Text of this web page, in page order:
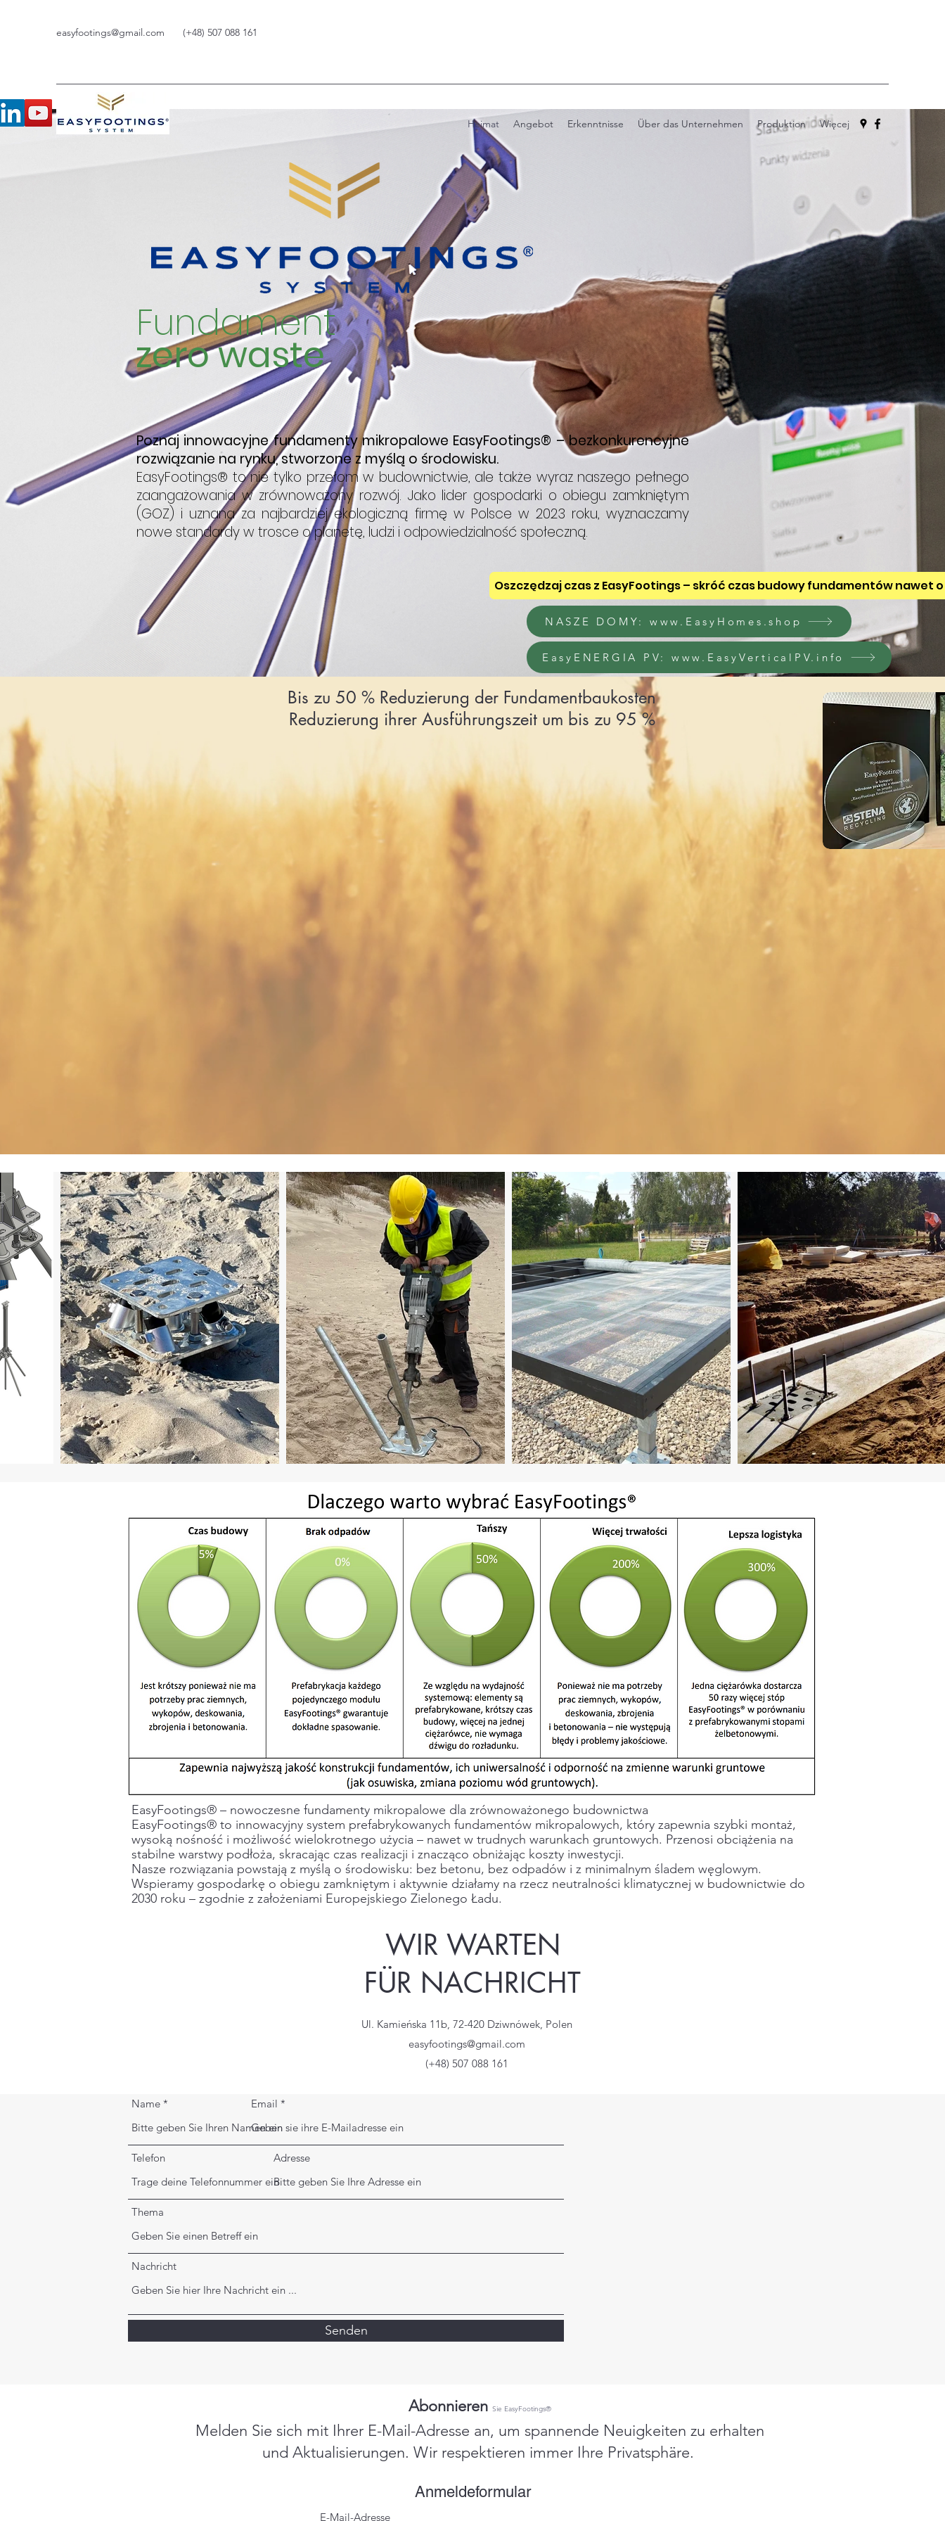
easyfootings@gmail.com (+48) 507 088 161
Heimat Angebot Erkenntnisse Über das Unternehmen Produktion Więcej
Fundament
zero waste
Poznaj innowacyjne fundamenty mikropalowe EasyFootings® – bezkonkurencyjne
rozwiązanie na rynku, stworzone z myślą o środowisku.
EasyFootings® to nie tylko przełom w budownictwie, ale także wyraz naszego pełnego
zaangażowania w zrównoważony rozwój. Jako lider gospodarki o obiegu zamkniętym
(GOZ) i uznana za najbardziej ekologiczną firmę w Polsce w 2023 roku, wyznaczamy
nowe standardy w trosce o planetę, ludzi i odpowiedzialność społeczną.
Oszczędzaj czas z EasyFootings – skróć czas budowy fundamentów nawet o
NASZE DOMY: www.EasyHomes.shop
EasyENERGIA PV: www.EasyVerticalPV.info
Bis zu 50 % Reduzierung der Fundamentbaukosten
Reduzierung ihrer Ausführungszeit um bis zu 95 %
EasyFootings® – nowoczesne fundamenty mikropalowe dla zrównoważonego budownictwa
EasyFootings® to innowacyjny system prefabrykowanych fundamentów mikropalowych, który zapewnia szybki montaż,
wysoką nośność i możliwość wielokrotnego użycia – nawet w trudnych warunkach gruntowych. Przenosi obciążenia na
stabilne warstwy podłoża, skracając czas realizacji i znacząco obniżając koszty inwestycji.
Nasze rozwiązania powstają z myślą o środowisku: bez betonu, bez odpadów i z minimalnym śladem węglowym.
Wspieramy gospodarkę o obiegu zamkniętym i aktywnie działamy na rzecz neutralności klimatycznej w budownictwie do
2030 roku – zgodnie z założeniami Europejskiego Zielonego Ładu.
WIR WARTEN
FÜR NACHRICHT
Ul. Kamieńska 11b, 72-420 Dziwnówek, Polen
easyfootings@gmail.com
(+48) 507 088 161
Name Email
Telefon Adresse
Thema
Nachricht
Senden
Abonnieren Sie EasyFootings®
Melden Sie sich mit Ihrer E-Mail-Adresse an, um spannende Neuigkeiten zu erhalten
und Aktualisierungen. Wir respektieren immer Ihre Privatsphäre.
Anmeldeformular